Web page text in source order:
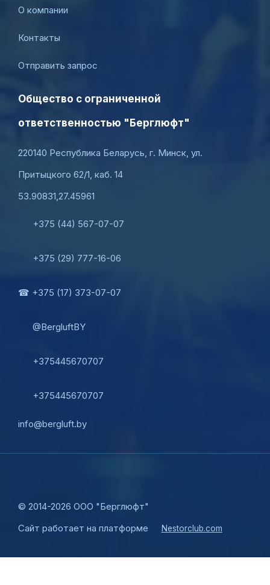
О компании
Контакты
Отправить запрос
Общество с ограниченной
ответственностью "Берглюфт"
220140 Республика Беларусь, г. Минск, ул.
Притыцкого 62/1, каб. 14
53.90831,27.45961
+375 (44) 567-07-07
+375 (29) 777-16-06
☎ +375 (17) 373-07-07
@BergluftBY
+375445670707
+375445670707
info@bergluft.by
© 2014-2026 ООО "Берглюфт"
Сайт работает на платформе
Nestorclub.com